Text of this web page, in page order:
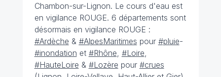
Chambon-sur-Lignon. Le cours d'eau est
en vigilance ROUGE. 6 départements sont
désormais en vigilance ROUGE :
#Ardèche & #AlpesMaritimes pour #pluie-
#inondation et #Rhône #Loire
#HauteLoire & #Lozère pour #crues